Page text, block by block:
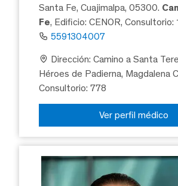
Santa Fe, Cuajimalpa, 05300.
Fe, Edificio: CENOR, Consultorio:
5591304007
Dirección: Camino a Santa
Héroes de Padierna, Magdalena
Consultorio: 778
Ver perfil médico